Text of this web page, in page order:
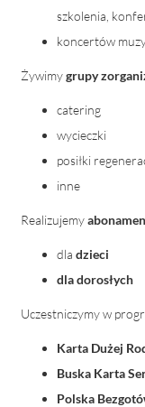
szkolenia,
koncertów
Żywimygrupy
catering
wycieczki
posiłki
inne
Realizujemy
dla dzieci
dla dorosłych
Uczestniczymy w
Karta Dużej
Buska Karta
Polska